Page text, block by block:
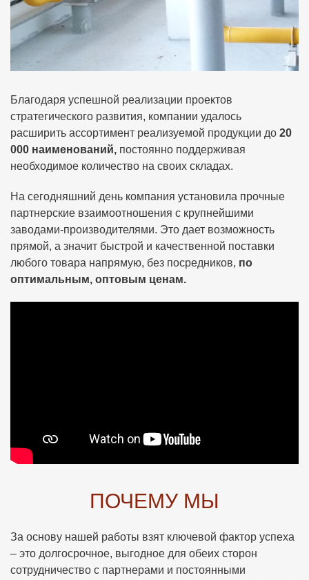
Благодаря успешной реализации проектов
стратегического развития, компании удалось
расширить ассортимент реализуемой продукции до 20
000 наименований, постоянно поддерживая
необходимое количество на своих складах.
На сегодняшний день компания установила прочные
партнерские взаимоотношения с крупнейшими
заводами-производителями. Это дает возможность
прямой, а значит быстрой и качественной поставки
любого товара напрямую, без посредников, по
оптимальным, оптовым ценам.
ПОЧЕМУ МЫ
За основу нашей работы взят ключевой фактор успеха
– это долгосрочное, выгодное для обеих сторон
сотрудничество с партнерами и постоянными